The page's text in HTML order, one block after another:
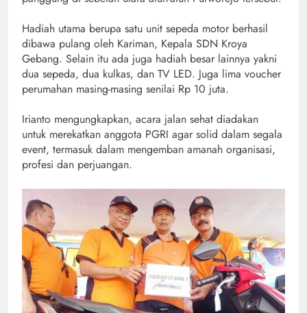
Hadiah utama berupa satu unit sepeda motor berhasil
dibawa pulang oleh Kariman, Kepala SDN Kroya
Gebang. Selain itu ada juga hadiah besar lainnya yakni
dua sepeda, dua kulkas, dan TV LED. Juga lima voucher
perumahan masing-masing senilai Rp 10 juta.
Irianto mengungkapkan, acara jalan sehat diadakan
untuk merekatkan anggota PGRI agar solid dalam segala
event, termasuk dalam mengemban amanah organisasi,
profesi dan perjuangan.